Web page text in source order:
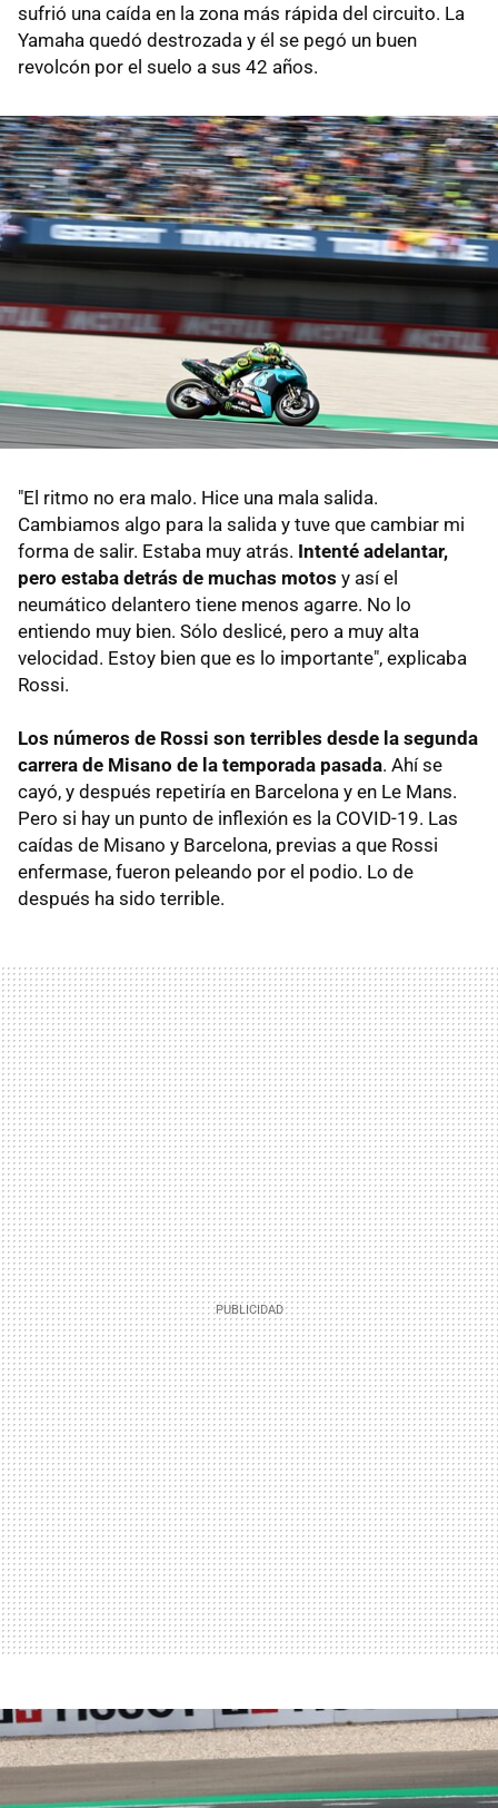
sufrió una caída en la zona más rápida del circuito. La
Yamaha quedó destrozada y él se pegó un buen
revolcón por el suelo a sus 42 años.
"El ritmo no era malo. Hice una mala salida.
Cambiamos algo para la salida y tuve que cambiar mi
forma de salir. Estaba muy atrás. Intenté adelantar,
pero estaba detrás de muchas motos y así el
neumático delantero tiene menos agarre. No lo
entiendo muy bien. Sólo deslicé, pero a muy alta
velocidad. Estoy bien que es lo importante", explicaba
Rossi.
Los números de Rossi son terribles desde la segunda
carrera de Misano de la temporada pasada. Ahí se
cayó, y después repetiría en Barcelona y en Le Mans.
Pero si hay un punto de inflexión es la COVID-19. Las
caídas de Misano y Barcelona, previas a que Rossi
enfermase, fueron peleando por el podio. Lo de
después ha sido terrible.